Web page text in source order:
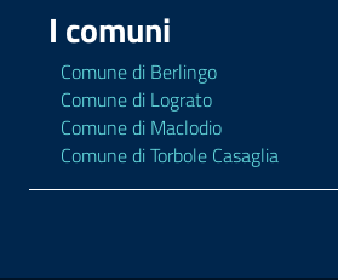
I comuni
Comune di Berlingo
Comune di Lograto
Comune di Maclodio
Comune di Torbole Casaglia